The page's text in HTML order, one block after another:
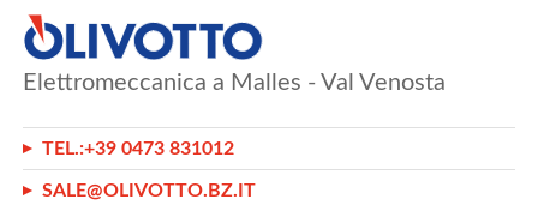
Elettromeccanica a Malles - Val Venosta
TEL.:+39 0473 831012
SALE@OLIVOTTO.BZ.IT